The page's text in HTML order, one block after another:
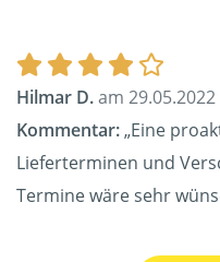
Hilmar D.am 29.05.2022
Kommentar:„Eine
Lieferterminen und
Termine wäre sehr